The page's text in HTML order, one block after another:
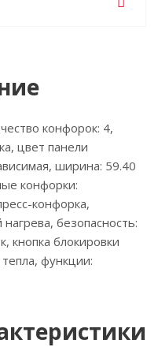
конфорок: 4,
цвет панели
ширина: 59.40
конфорки:
конфорка,
безопасность:
кнопка блокировки
функции: